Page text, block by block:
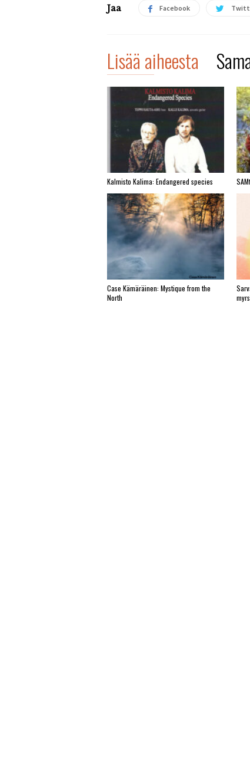
Jaa Facebook
Lisää aiheesta
Kalmisto Kalima: Endangered species
Case Kämäräinen: Mystique from the
North